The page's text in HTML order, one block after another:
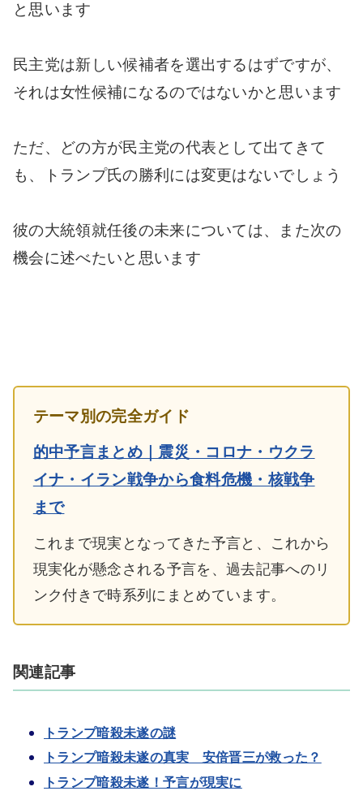
と思います
民主党は新しい候補者を選出するはずですが、
それは女性候補になるのではないかと思います
ただ、どの方が民主党の代表として出てきて
も、トランプ氏の勝利には変更はないでしょう
彼の大統領就任後の未来については、また次の
機会に述べたいと思います
テーマ別の完全ガイド
的中予言まとめ｜震災・コロナ・ウクラ
イナ・イラン戦争から食料危機・核戦争
まで
これまで現実となってきた予言と、これから
現実化が懸念される予言を、過去記事へのリ
ンク付きで時系列にまとめています。
関連記事
トランプ暗殺未遂の謎
トランプ暗殺未遂の真実 安倍晋三が救った？
トランプ暗殺未遂！予言が現実に